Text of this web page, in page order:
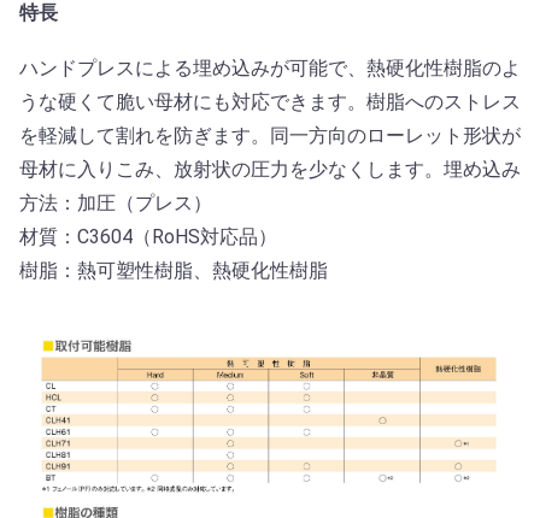
特長
ハンドプレスによる埋め込みが可能で、熱硬化性樹脂のよ
うな硬くて脆い母材にも対応できます。樹脂へのストレス
を軽減して割れを防ぎます。同一方向のローレット形状が
母材に入りこみ、放射状の圧力を少なくします。埋め込み
方法：加圧（プレス）
材質：C3604（RoHS対応品）
樹脂：熱可塑性樹脂、熱硬化性樹脂